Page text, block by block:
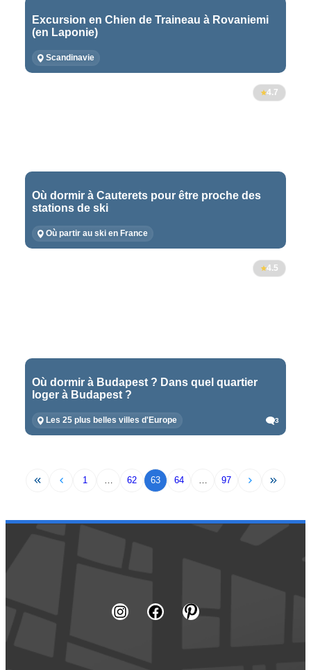
Excursion en Chien de Traineau à Rovaniemi
(en Laponie)
Scandinavie
4.7
Où dormir à Cauterets pour être proche des
stations de ski
Où partir au ski en France
4.5
Où dormir à Budapest ? Dans quel quartier
loger à Budapest ?
Les 25 plus belles villes d'Europe 3
1 … 62 63 64 … 97